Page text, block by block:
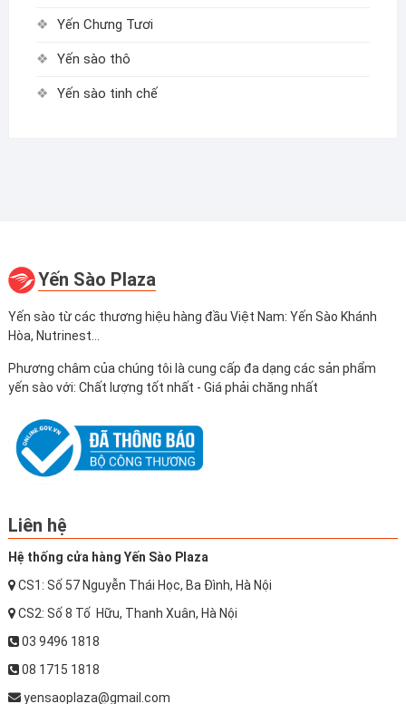
Yến Chưng Tươi
Yến sào thô
Yến sào tinh chế
Yến Sào Plaza
Yến sào từ các thương hiệu hàng đầu Việt Nam: Yến Sào Khánh
Hòa, Nutrinest...
Phương châm của chúng tôi là cung cấp đa dạng các sản phẩm
yến sào với: Chất lượng tốt nhất - Giá phải chăng nhất
Liên hệ
Hệ thống cửa hàng Yến Sào Plaza
CS1: Số 57 Nguyễn Thái Học, Ba Đình, Hà Nội
CS2: Số 8 Tố Hữu, Thanh Xuân, Hà Nội
03 9496 1818
08 1715 1818
yensaoplaza@gmail.com